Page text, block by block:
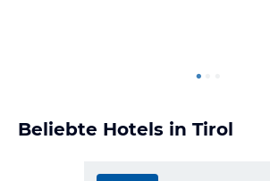
Beliebte Hotels in Tirol